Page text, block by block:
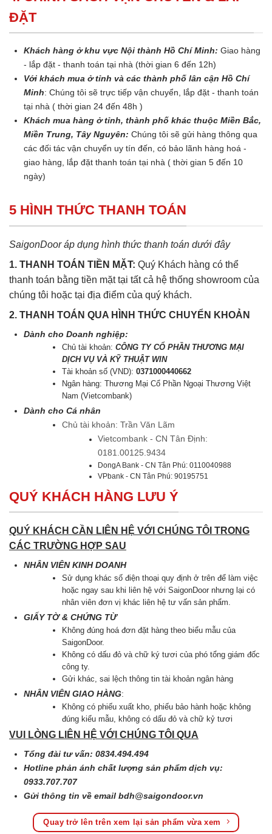
ĐẶT
Khách hàng ở khu vực Nội thành Hồ Chí Minh: Giao hàng
- lắp đặt - thanh toán tại nhà (thời gian 6 đến 12h)
Với khách mua ở tỉnh và các thành phố lân cận Hồ Chí
Minh: Chúng tôi sẽ trực tiếp vận chuyển, lắp đặt - thanh toán
tại nhà ( thời gian 24 đến 48h )
Khách mua hàng ở tỉnh, thành phố khác thuộc Miền Bắc,
Miền Trung, Tây Nguyên: Chúng tôi sẽ gửi hàng thông qua
các đối tác vận chuyển uy tín đến, có bảo lãnh hàng hoá -
giao hàng, lắp đặt thanh toán tại nhà ( thời gian 5 đến 10
ngày)
5 HÌNH THỨC THANH TOÁN
SaigonDoor áp dụng hình thức thanh toán dưới đây
1. THANH TOÁN TIỀN MẶT: Quý Khách hàng có thể
thanh toán bằng tiền mặt tại tất cả hệ thống showroom của
chúng tôi hoặc tại địa điểm của quý khách.
2. THANH TOÁN QUA HÌNH THỨC CHUYỂN KHOẢN
Dành cho Doanh nghiệp:
Chủ tài khoản:CÔNG TY CỔ PHẦN THƯƠNG MẠI
DỊCH VỤ VÀ KỸ THUẬT WIN
Tài khoản số (VND):0371000440662
Ngân hàng: Thương Mại Cổ Phần Ngoại Thương Việt
Nam (Vietcombank)
Dành cho Cá nhân
Chủ tài khoản: Trần Văn Lãm
Vietcombank - CN Tân Định:
0181.00125.9434
DongA Bank - CN Tân Phú: 0110040988
VPbank - CN Tân Phú: 90195751
QUÝ KHÁCH HÀNG LƯU Ý
QUÝ KHÁCH CẦN LIÊN HỆ VỚI CHÚNG TÔI TRONG
CÁC TRƯỜNG HỢP SAU
NHÂN VIÊN KINH DOANH
Sử dụng khác số điện thoại quy định ở trên để làm việc
hoặc ngay sau khi liên hệ với SaigonDoor nhưng lại có
nhân viên đơn vị khác liên hệ tư vấn sản phẩm.
GIẤY TỜ & CHỨNG TỪ
Không đúng hoá đơn đặt hàng theo biểu mẫu của
SaigonDoor.
Không có dấu đỏ và chữ ký tươi của phó tổng giám đốc
công ty.
Gửi khác, sai lệch thông tin tài khoản ngân hàng
NHÂN VIÊN GIAO HÀNG:
Không có phiếu xuất kho, phiếu bảo hành hoặc không
đúng kiểu mẫu, không có dấu đỏ và chữ kỷ tươi
VUI LÒNG LIÊN HỆ VỚI CHÚNG TÔI QUA
Tổng đài tư vấn: 0834.494.494
Hotline phản ánh chất lượng sản phẩm dịch vụ:
0933.707.707
Gửi thông tin về emailbdh@saigondoor.vn
Quay trở lên trên xem lại sản phẩm vừa xem